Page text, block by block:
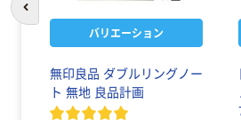
バリエーション
無印良品 ダブルリングノー
ト 無地 良品計画
前のスライドへ